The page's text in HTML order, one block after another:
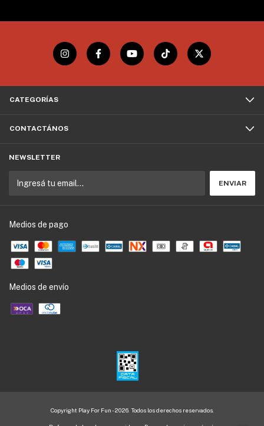
CATEGORÍAS
CONTACTÁNOS
NEWSLETTER
Medios de pago
Medios de envío
Copyright Play For Fun - 2026. Todos los derechos reservados.